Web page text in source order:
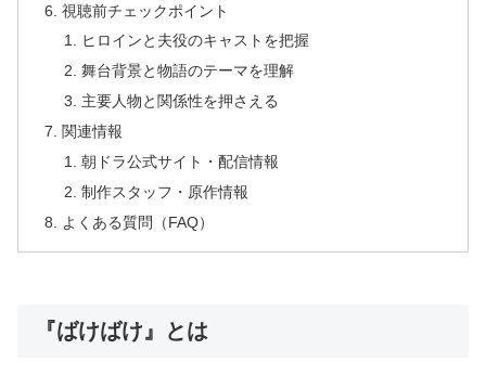
視聴前チェックポイント
ヒロインと夫役のキャストを把握
舞台背景と物語のテーマを理解
主要人物と関係性を押さえる
関連情報
朝ドラ公式サイト・配信情報
制作スタッフ・原作情報
よくある質問（FAQ）
『ばけばけ』とは